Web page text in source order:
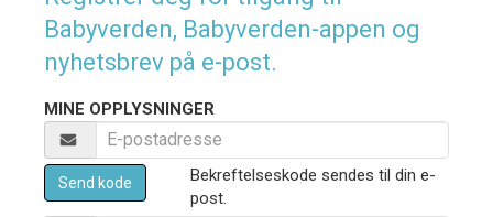
Babyverden, Babyverden-appen og
nyhetsbrev på e-post.
MINE OPPLYSNINGER
Send kode
Bekreftelseskode sendes til din e-
post.